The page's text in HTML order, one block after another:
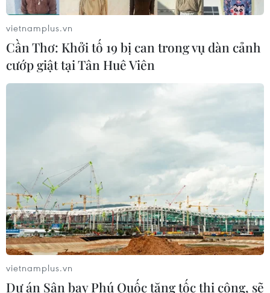
vietnamplus.vn
Cần Thơ: Khởi tố 19 bị can trong vụ dàn cảnh
cướp giật tại Tân Huê Viên
vietnamplus.vn
Dự án Sân bay Phú Quốc tăng tốc thi công, sẽ